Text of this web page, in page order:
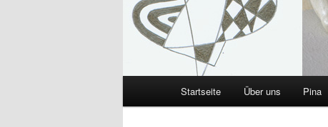
Startseite Über uns Pina